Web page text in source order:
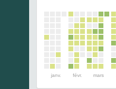
janv. févr. mars